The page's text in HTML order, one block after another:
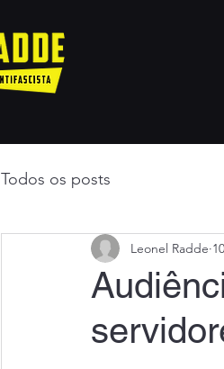
Todos os posts
Leonel Radde